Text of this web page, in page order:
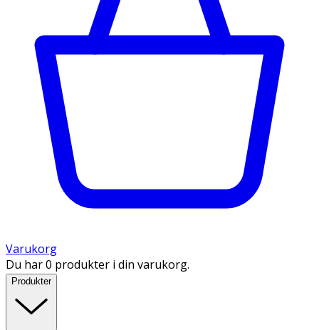
Varukorg
Du har 0 produkter i din varukorg.
Produkter